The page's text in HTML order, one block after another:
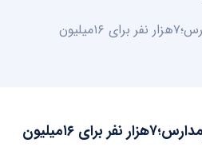
کمبود نیروی بهداشت درمدارس؛۷هزار نفر برای ۱۶میلیون
کمبود نیروی بهداشت درمدارس؛۷هزار نفر برای ۱۶میلیون